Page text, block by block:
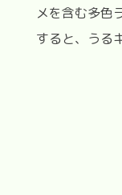
メを含む多色
すると、うる